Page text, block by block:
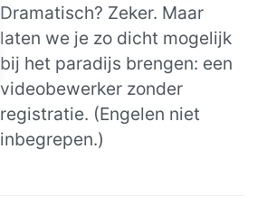
Dramatisch? Zeker. Maar
laten we je zo dicht mogelijk
bij het paradijs brengen: een
videobewerker zonder
registratie. (Engelen niet
inbegrepen.)